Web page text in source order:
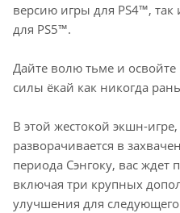
версию игры для PS4™,
для PS5™.
Дайте волю тьме и
силы ёкай как никогда
В этой жестокой экшн-
разворачивается в
периода Сэнгоку, вас
включая три крупных
улучшения для